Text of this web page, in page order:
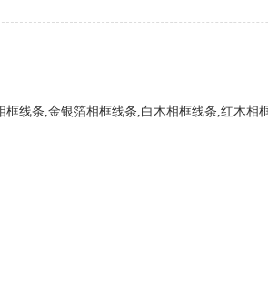
线条,金银箔相框线条,白木相框线条,红木相